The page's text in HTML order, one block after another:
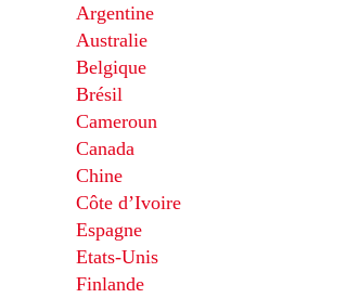
Argentine
Australie
Belgique
Brésil
Cameroun
Canada
Chine
Côte d’Ivoire
Espagne
Etats-Unis
Finlande